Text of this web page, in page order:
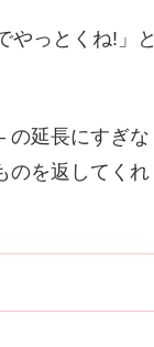
やっとくね!」と
の延長にすぎな
のを返してくれ